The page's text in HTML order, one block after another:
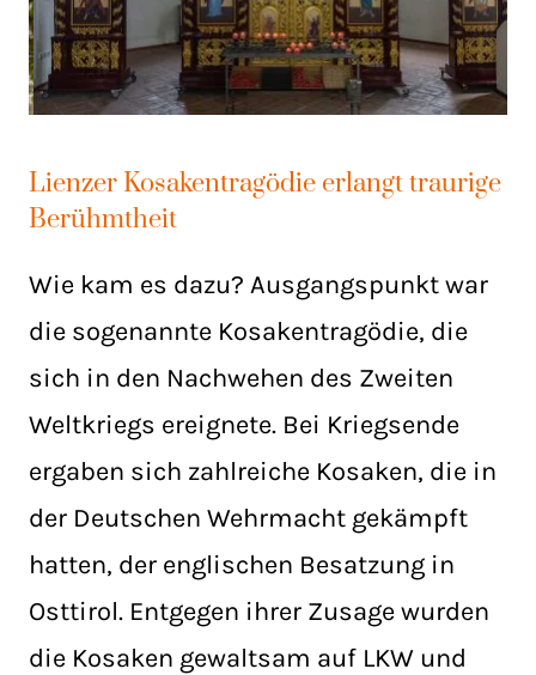
Lienzer Kosakentragödie erlangt traurige
Berühmtheit
Wie kam es dazu? Ausgangspunkt war
die sogenannte Kosakentragödie, die
sich in den Nachwehen des Zweiten
Weltkriegs ereignete. Bei Kriegsende
ergaben sich zahlreiche Kosaken, die in
der Deutschen Wehrmacht gekämpft
hatten, der englischen Besatzung in
Osttirol. Entgegen ihrer Zusage wurden
die Kosaken gewaltsam auf LKW und